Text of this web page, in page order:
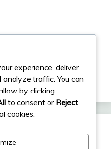
experience, deliver
traffic. You can
by clicking
to consent or Reject
cookies.